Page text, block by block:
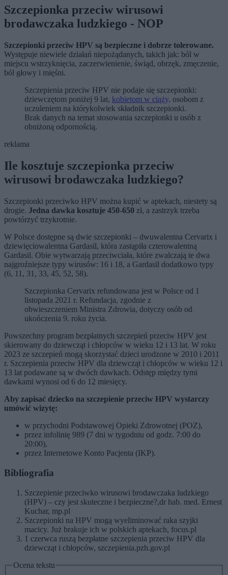
Szczepionka przeciw wirusowi
brodawczaka ludzkiego - NOP
Szczepionki przeciw HPV są bezpieczne i dobrze tolerowane.
Występuje niewiele działań niepożądanych, takich jak: ból w
miejscu wstrzyknięcia, zaczerwienienie, świąd, obrzęk, zmęczenie,
ból głowy i mięśni.
Szczepienia przeciw HPV nie podaje się szczepionki:
dziewczętom poniżej 9 lat, kobietom w ciąży, osobom z
uczuleniem na którykolwiek składnik szczepionki.
Brak danych na temat stosowania szczepionki u osób z
obniżoną odpornością.
reklama
Ile kosztuje szczepionka przeciw
wirusowi brodawczaka ludzkiego?
Szczepionki przeciwko HPV można kupić w aptekach, niestety są
drogie. Jedna dawka kosztuje 450-650 zł, a zastrzyk trzeba
powtórzyć trzykrotnie.
W Polsce dostępne są dwie szczepionki – dwuwalentna Cervarix i
dziewięciowalentna Gardasil, która zastąpiła czterowalentną
Gardasil. Obie wytwarzają przeciwciała, które zwalczają te dwa
najgroźniejsze typy wirusów: 16 i 18, a Gardasil dodatkowo typy
(6, 11, 31, 33, 45, 52, 58).
Szczepionka Cervarix refundowana jest w Polsce od 1
listopada 2021 r. Refundacja, zgodnie z
obwieszczeniem Ministra Zdrowia, dotyczy osób od
ukończenia 9. roku życia.
Powszechny program bezpłatnych szczepień przeciw HPV jest
skierowany do dziewcząt i chłopców w wieku 12 i 13 lat. W roku
2023 ze szczepień mogą skorzystać dzieci urodzone w 2010 i 2011
r. Szczepienia przeciw HPV dla dziewcząt i chłopców w wieku 12 i
13 lat podawane są w dwóch dawkach. Odstęp między tymi
dawkami wynosi od 6 do 12 miesięcy.
Aby zapisać dziecko na szczepienie przeciw HPV wystarczy
umówić wizytę:
w przychodni Podstawowej Opieki Zdrowotnej (POZ),
przez infolinię 989 (7 dni w tygodniu od godz. 7:00 do
20:00),
przez Internetowe Konto Pacjenta (IKP).
Bibliografia
Szczepienie przeciwko wirusowi brodawczaka ludzkiego
(HPV) – czy jest skuteczne i bezpieczne?,dr hab. med. Ernest
Kuchar, mp.pl
Szczepionki na HPV mogą wyeliminować raka szyjki
macicy. Już brakuje ich w polskich aptekach, focus.pl
1 czerwca ruszą bezpłatne szczepienia przeciw HPV dla
dziewcząt i chłopców, szczepienia.pzh.gov.pl
Ocena tekstu